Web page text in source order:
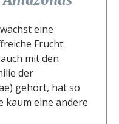
eine
Frucht:
mit den
der
gehört, hat so
kaum eine andere